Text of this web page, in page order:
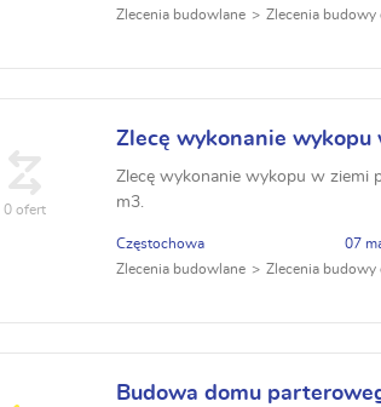
Zlecenia budowlane
Zlecenia budowy
Zlecę wykonanie
Zlecę wykonanie wykopu w ziemi
m3.
Częstochowa
07
Zlecenia budowlane
Zlecenia budowy
0 ofert
Budowa domu